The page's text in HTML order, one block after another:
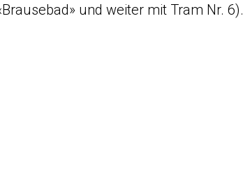
und weiter mit Tram Nr. 6).